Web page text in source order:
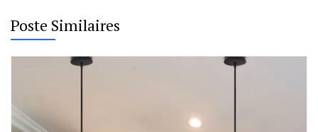
Poste Similaires